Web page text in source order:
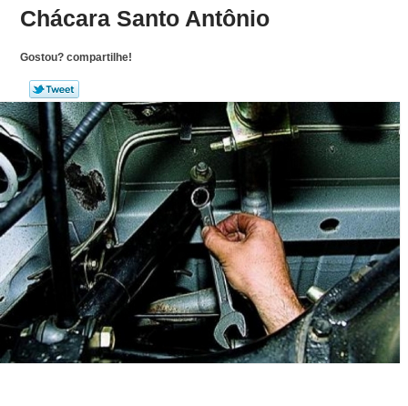
Chácara Santo Antônio
Gostou? compartilhe!